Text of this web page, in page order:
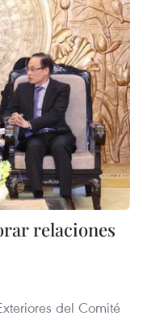
relaciones
del Comité